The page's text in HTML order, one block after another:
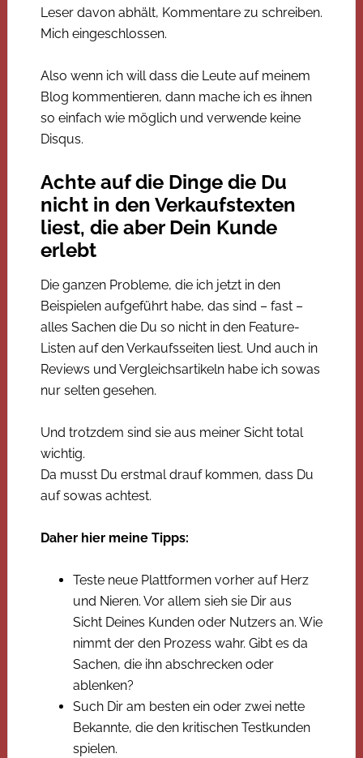
Leser davon abhält, Kommentare zu schreiben.
Mich eingeschlossen.
Also wenn ich will dass die Leute auf meinem
Blog kommentieren, dann mache ich es ihnen
so einfach wie möglich und verwende keine
Disqus.
Achte auf die Dinge die Du
nicht in den Verkaufstexten
liest, die aber Dein Kunde
erlebt
Die ganzen Probleme, die ich jetzt in den
Beispielen aufgeführt habe, das sind – fast –
alles Sachen die Du so nicht in den Feature-
Listen auf den Verkaufsseiten liest. Und auch in
Reviews und Vergleichsartikeln habe ich sowas
nur selten gesehen.
Und trotzdem sind sie aus meiner Sicht total
wichtig.
Da musst Du erstmal drauf kommen, dass Du
auf sowas achtest.
Daher hier meine Tipps:
Teste neue Plattformen vorher auf Herz
und Nieren. Vor allem sieh sie Dir aus
Sicht Deines Kunden oder Nutzers an. Wie
nimmt der den Prozess wahr. Gibt es da
Sachen, die ihn abschrecken oder
ablenken?
Such Dir am besten ein oder zwei nette
Bekannte, die den kritischen Testkunden
spielen.